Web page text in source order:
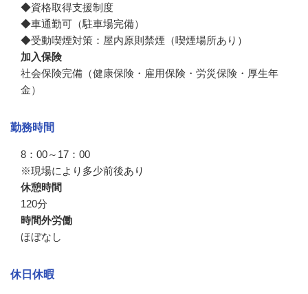
◆資格取得支援制度
◆車通勤可（駐車場完備）
◆受動喫煙対策：屋内原則禁煙（喫煙場所あり）
加入保険
社会保険完備（健康保険・雇用保険・労災保険・厚生年
金）
勤務時間
8：00～17：00
※現場により多少前後あり
休憩時間
120分
時間外労働
ほぼなし
休日休暇